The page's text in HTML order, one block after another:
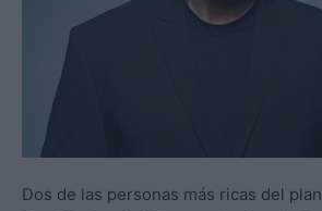
Dos de las personas más ricas del